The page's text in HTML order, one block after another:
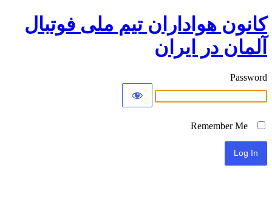
کانون هواداران تیم ملی فوتبال
آلمان در ایران
Password
Remember Me